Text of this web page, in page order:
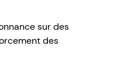
sur des
des